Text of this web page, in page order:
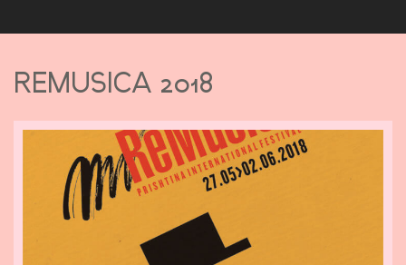
REMUSICA 2018